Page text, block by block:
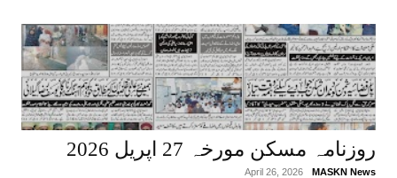
روزنامہ مسکن مورخہ 27 اپریل 2026
MASKN News
April 26, 2026